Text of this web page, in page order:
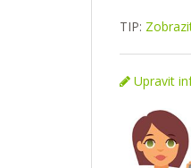
TIP:
Upravit